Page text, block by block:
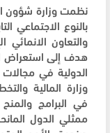
نظمت وزارة شؤون
والتعاون الانمائي
هدف إلى استعراض
الدولية في
وزارة المالية
في البرامج